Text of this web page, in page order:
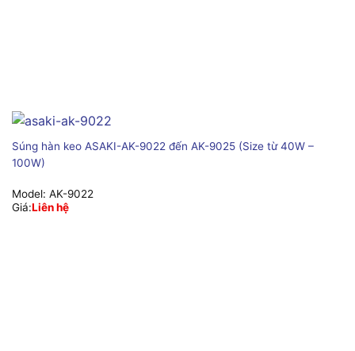
Súng hàn keo ASAKI-AK-9022 đến AK-9025 (Size từ 40W –
100W)
Model: AK-9022
Giá:Liên hệ